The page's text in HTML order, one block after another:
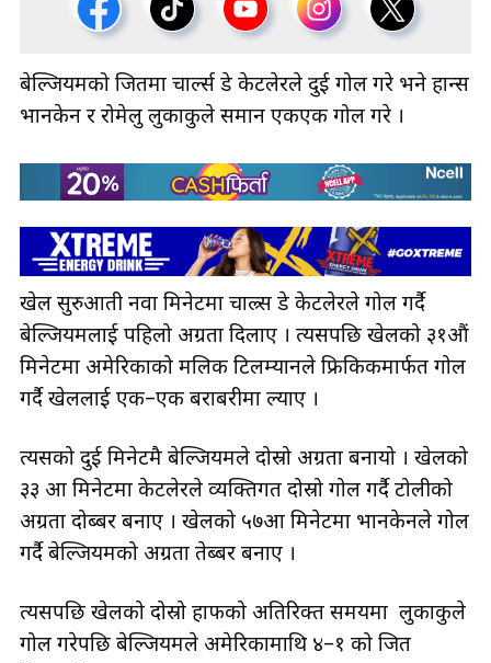
बेल्जियमको जितमा चार्ल्स डे केटलेरले दुई गोल गरे भने हान्स
भानकेन र रोमेलु लुकाकुले समान एकएक गोल गरे ।
खेल सुरुआती नवौँ मिनेटमा चाल्र्स डे केटलेरले गोल गर्दै
बेल्जियमलाई पहिलो अग्रता दिलाए । त्यसपछि खेलको ३१औं
मिनेटमा अमेरिकाको मलिक टिलम्यानले फ्रिकिकमार्फत गोल
गर्दै खेललाई एक–एक बराबरीमा ल्याए ।
त्यसको दुई मिनेटमै बेल्जियमले दोस्रो अग्रता बनायो । खेलको
३३ औँ मिनेटमा केटलेरले व्यक्तिगत दोस्रो गोल गर्दै टोलीको
अग्रता दोब्बर बनाए । खेलको ५७औँ मिनेटमा भानकेनले गोल
गर्दै बेल्जियमको अग्रता तेब्बर बनाए ।
त्यसपछि खेलको दोस्रो हाफको अतिरिक्त समयमा लुकाकुले
गोल गरेपछि बेल्जियमले अमेरिकामाथि ४–१ को जित